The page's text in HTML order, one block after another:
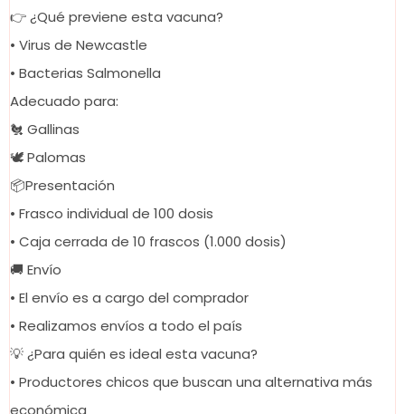
👉 ¿Qué previene esta vacuna?
• Virus de Newcastle
• Bacterias Salmonella
Adecuado para:
🐔 Gallinas
🕊️ Palomas
📦Presentación
• Frasco individual de 100 dosis
• Caja cerrada de 10 frascos (1.000 dosis)
🚚 Envío
• El envío es a cargo del comprador
• Realizamos envíos a todo el país
💡 ¿Para quién es ideal esta vacuna?
• Productores chicos que buscan una alternativa más
económica